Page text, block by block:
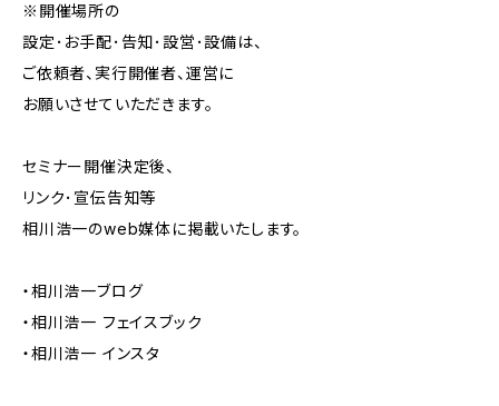
※開催場所の
設定･お手配･告知･設営･設備は、
ご依頼者、実行開催者、運営に
お願いさせていただきます。
セミナー開催決定後、
リンク･宣伝告知等
相川浩一のweb媒体に掲載いたします。
・相川浩一ブログ
・相川浩一 フェイスブック
・相川浩一 インスタ